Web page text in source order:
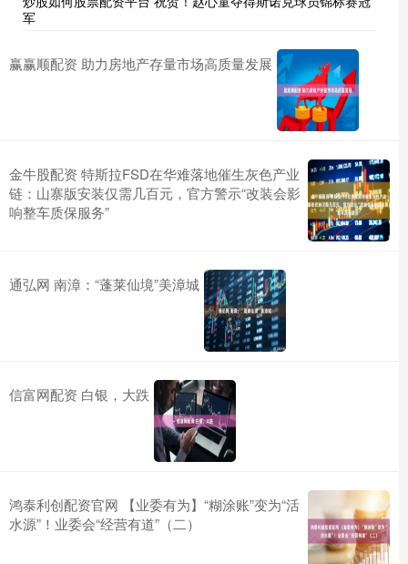
军
赢赢顺配资 助力房地产存量市场高质量发展
金牛股配资 特斯拉FSD在华难落地催生灰色产业
链：山寨版安装仅需几百元，官方警示“改装会影
响整车质保服务”
通弘网 南漳：“蓬莱仙境”美漳城
信富网配资 白银，大跌
鸿泰利创配资官网 【业委有为】“糊涂账”变为“活
水源”！业委会“经营有道”（二）